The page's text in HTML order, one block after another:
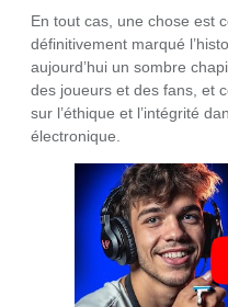
En tout cas, une chose est
définitivement marqué
aujourd’hui un sombre
des joueurs et des fans, et
sur l’éthique et l’intégrité
électronique.